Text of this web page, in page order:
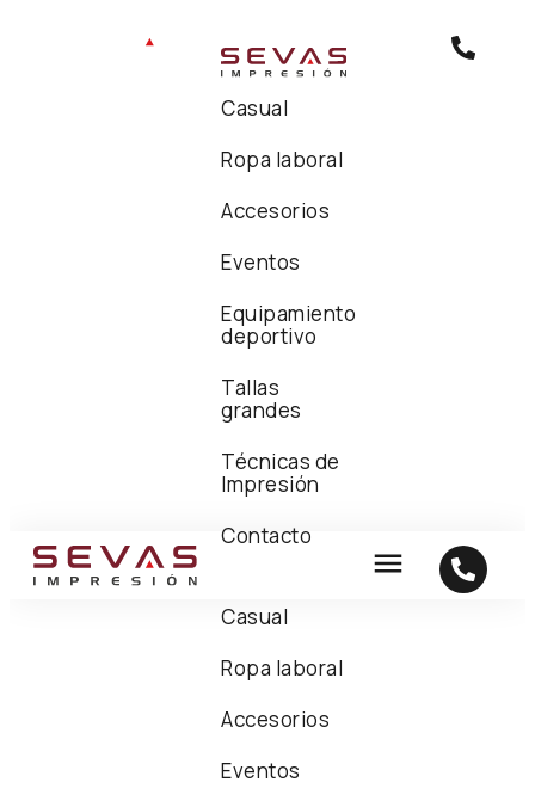
Casual
Ropa laboral
Accesorios
Eventos
Equipamiento
deportivo
Tallas
grandes
Técnicas de
Impresión
Contacto
Casual
Ropa laboral
Accesorios
Eventos